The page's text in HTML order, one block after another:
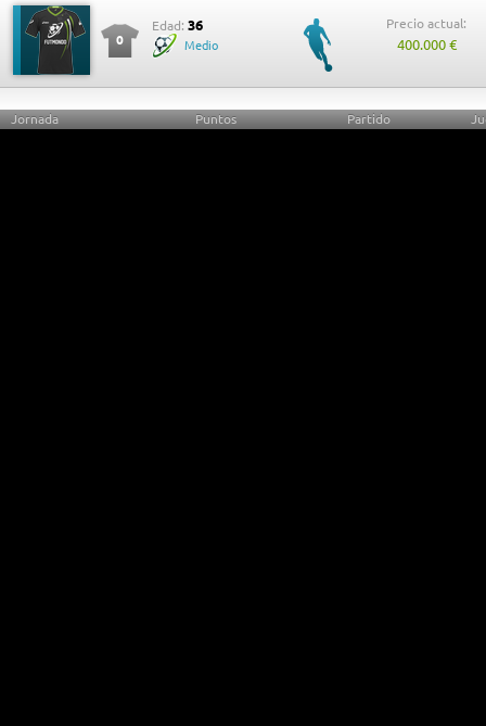
0
Edad: 36
Medio
Precio actual:
400.000 €
Jornada Puntos Partido